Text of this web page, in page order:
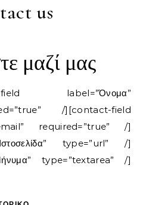
us
μαζί μας
field label=”Όνομα”
/][contact-field
required=”true” /]
type=”url” /]
type=”textarea” /]